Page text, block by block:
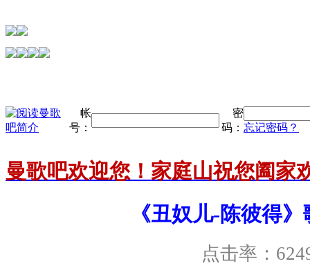
帐
号：
密
码： 忘记密码？
曼歌吧欢迎您！家庭山祝您阖家
《丑奴儿-陈彼得
点击率：